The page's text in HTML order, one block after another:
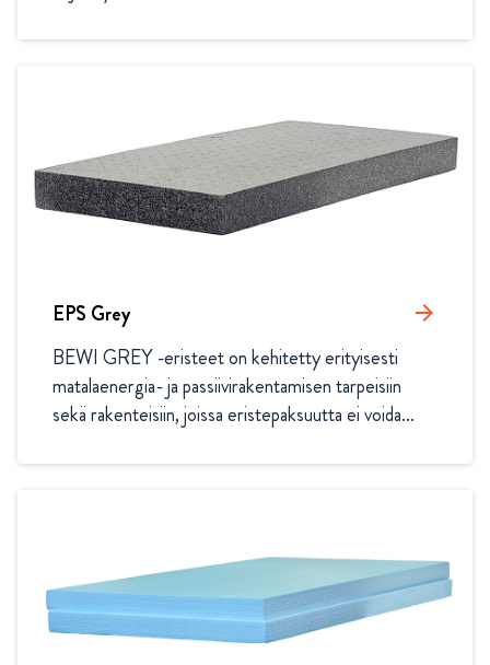
EPS Grey arrow_forward
BEWI GREY -eristeet on kehitetty erityisesti
matalaenergia- ja passiivirakentamisen tarpeisiin
sekä rakenteisiin, joissa eristepaksuutta ei voida...